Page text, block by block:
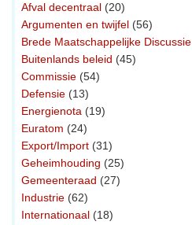
Afval decentraal (20)
Argumenten en twijfel (56)
Brede Maatschappelijke Discussie
Buitenlands beleid (45)
Commissie (54)
Defensie (13)
Energienota (19)
Euratom (24)
Export/Import (31)
Geheimhouding (25)
Gemeenteraad (27)
Industrie (62)
Internationaal (18)